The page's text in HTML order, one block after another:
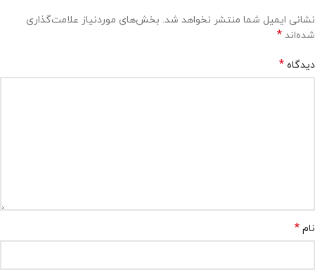
نشانی ایمیل شما منتشر نخواهد شد. بخش‌های موردنیاز علامت‌گذاری
شده‌اند *
دیدگاه *
نام *